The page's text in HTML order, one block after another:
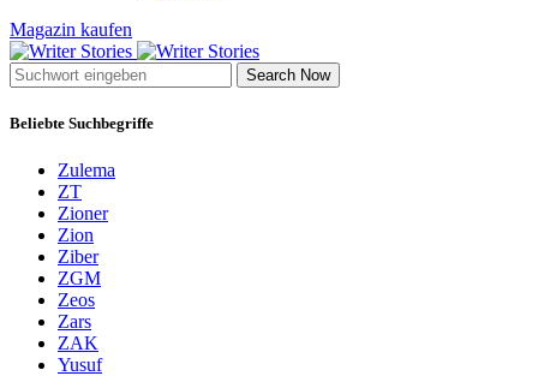
Magazin kaufen
Search Now
Beliebte Suchbegriffe
Zulema
ZT
Zioner
Zion
Ziber
ZGM
Zeos
Zars
ZAK
Yusuf